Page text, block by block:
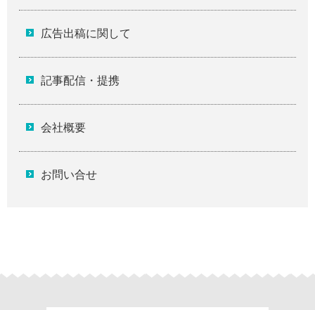
広告出稿に関して
記事配信・提携
会社概要
お問い合せ